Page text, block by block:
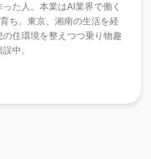
た人。本業はAI業界で働く
ち。東京、湘南の生活を経
住環境を整えつつ乗り物趣
中。